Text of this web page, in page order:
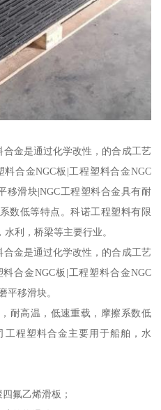
金是通过化学改性，的合成工艺
合金NGC板|工程塑料合金NGC
移滑块|NGC工程塑料合金具有耐
数低等特点。科诺工程塑料有限
利，桥梁等主要行业。
金是通过化学改性，的合成工艺
合金NGC板|工程塑料合金NGC
平移滑块。
耐高温，低速重载，摩擦系数低
程塑料合金主要用于船舶，水
氟乙烯滑板；